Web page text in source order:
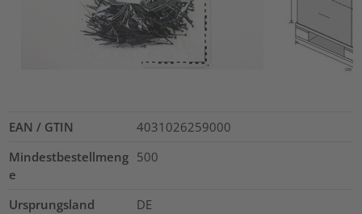
EAN / GTIN
4031026259000
Mindestbestellmeng
e
500
Ursprungsland
DE